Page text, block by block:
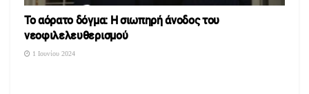
Το αόρατο δόγμα: Η σιωπηρή άνοδος του
νεοφιλελευθερισμού
1 Ιουνίου 2024